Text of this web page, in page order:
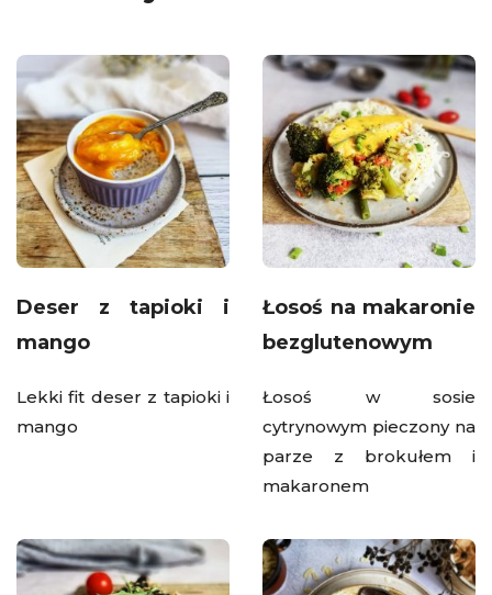
Deser z tapioki i
mango
Lekki fit deser z tapioki i
mango
Łosoś na makaronie
bezglutenowym
Łosoś w sosie
cytrynowym pieczony na
parze z brokułem i
makaronem